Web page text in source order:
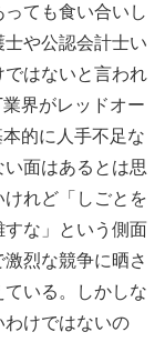
ても食い合いし
や公認会計士い
はないと言われ
界がレッドオー
的に人手不足な
面はあるとは思
れど「しごとを
な」という側面
烈な競争に晒さ
いる。しかしな
わけではないの